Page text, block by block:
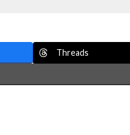
Threads